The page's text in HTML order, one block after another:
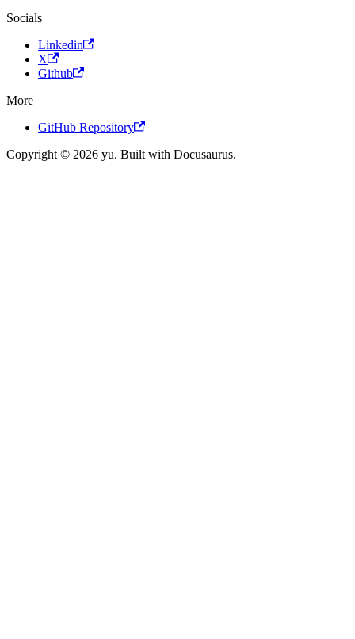
Socials
Linkedin
X
Github
More
GitHub Repository
Copyright © 2026 yu. Built with Docusaurus.